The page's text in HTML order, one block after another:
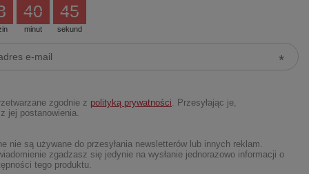
minut
40
sekund
44
zgodnie z polityką prywatności. Przesyłając je,
jej postanowienia.
nie są używane do przesyłania newsletterów lub innych reklam.
zgadzasz się jedynie na wysłanie jednorazowo informacji o
tego produktu.